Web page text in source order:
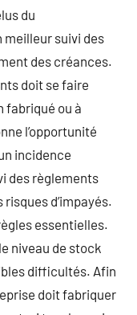
du
meilleur suivi des
des créances.
doit se faire
fabriqué ou à
l’opportunité
incidence
des règlements
d’impayés.
essentielles.
niveau de stock
difficultés. Afin
doit fabriquer